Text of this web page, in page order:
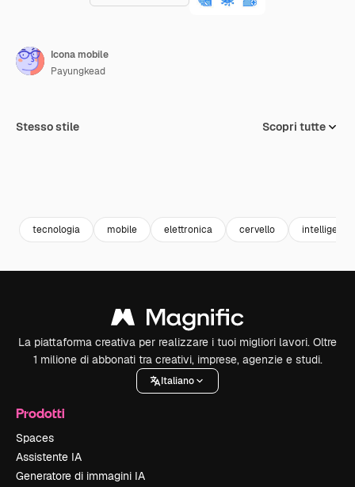
Icona mobile
Payungkead
Stesso stile Scopri tutte
tecnologia mobile elettronica cervello
La piattaforma creativa per realizzare i tuoi migliori lavori. Oltre
1 milione di abbonati tra creativi, imprese, agenzie e studi.
Italiano
Prodotti
Spaces
Assistente IA
Generatore di immagini IA